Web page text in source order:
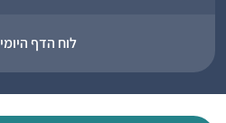
לוח הדף היומי